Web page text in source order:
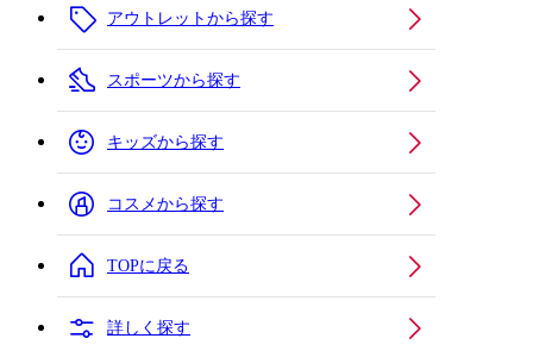
アウトレットから探す
スポーツから探す
キッズから探す
コスメから探す
TOPに戻る
詳しく探す